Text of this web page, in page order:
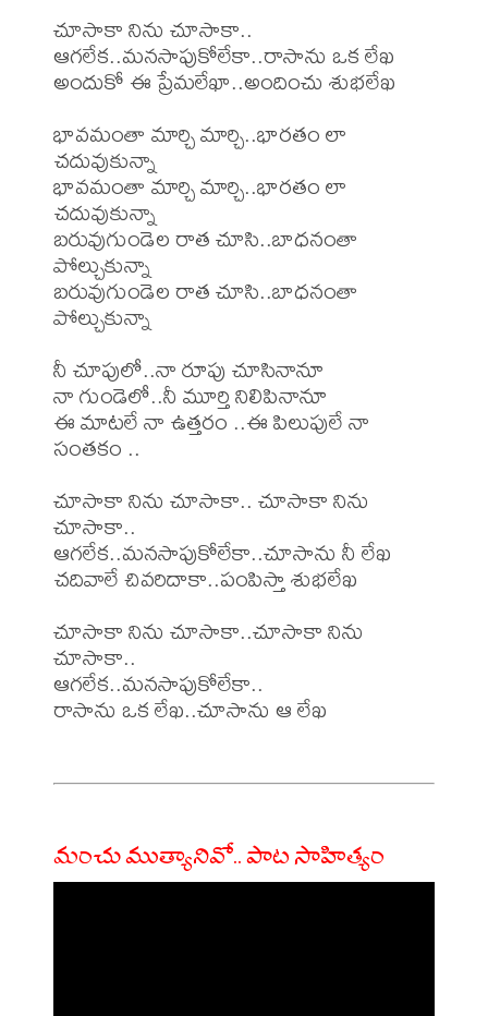
చూసాకా నిను చూసాకా..
ఆగలేక..మనసాపుకోలేకా..రాసాను ఒక లేఖ
అందుకో ఈ ప్రేమలేఖా..అందించు శుభలేఖ
భావమంతా మార్చి మార్చి..భారతం లా
చదువుకున్నా
భావమంతా మార్చి మార్చి..భారతం లా
చదువుకున్నా
బరువుగుండెల రాత చూసి..బాధనంతా
పోల్చుకున్నా
బరువుగుండెల రాత చూసి..బాధనంతా
పోల్చుకున్నా
నీ చూపులో..నా రూపు చూసినానూ
నా గుండెలో..నీ మూర్తి నిలిపినానూ
ఈ మాటలే నా ఉత్తరం ..ఈ పిలుపులే నా
సంతకం ..
చూసాకా నిను చూసాకా.. చూసాకా నిను
చూసాకా..
ఆగలేక..మనసాపుకోలేకా..చూసాను నీ లేఖ
చదివాలే చివరిదాకా..పంపిస్తా శుభలేఖ
చూసాకా నిను చూసాకా..చూసాకా నిను
చూసాకా..
ఆగలేక..మనసాపుకోలేకా..
రాసాను ఒక లేఖ..చూసాను ఆ లేఖ
మంచు ముత్యానివో.. పాట సాహిత్యం